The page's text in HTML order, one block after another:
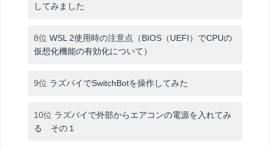
してみました
8位 WSL 2使用時の注意点（BIOS（UEFI）でCPUの
仮想化機能の有効化について）
9位 ラズパイでSwitchBotを操作してみた
10位 ラズパイで外部からエアコンの電源を入れてみ
る その１